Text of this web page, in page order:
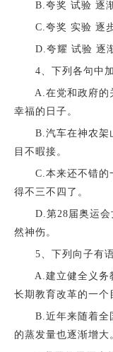
B.夸奖 试验 逐
C.夸奖 实验 逐
D.夸耀 试验 逐
4、下列各句中加
A.在党和政府的关
幸福的日子。
B.汽车在神农架山
目不暇接。
C.本来还不错的一
得不三不四了。
D.第28届奥运会
然神伤。
5、下列向子有语
A.建立健全义务教
长期教育改革的一个
B.近年来随着全国
的蒸发量也逐渐增大